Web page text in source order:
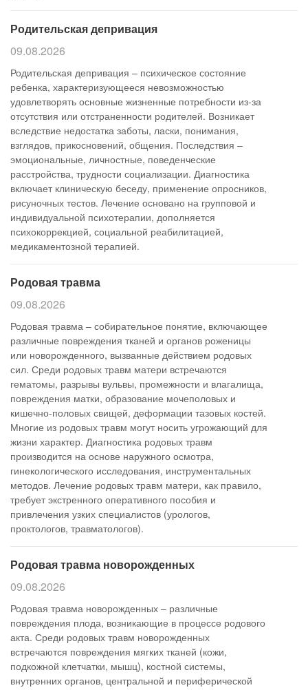
Родительская депривация
09.08.2026
Родительская депривация – психическое состояние
ребенка, характеризующееся невозможностью
удовлетворять основные жизненные потребности из-за
отсутствия или отстраненности родителей. Возникает
вследствие недостатка заботы, ласки, понимания,
взглядов, прикосновений, общения. Последствия –
эмоциональные, личностные, поведенческие
расстройства, трудности социализации. Диагностика
включает клиническую беседу, применение опросников,
рисуночных тестов. Лечение основано на групповой и
индивидуальной психотерапии, дополняется
психокоррекцией, социальной реабилитацией,
медикаментозной терапией.
Родовая травма
09.08.2026
Родовая травма – собирательное понятие, включающее
различные повреждения тканей и органов роженицы
или новорожденного, вызванные действием родовых
сил. Среди родовых травм матери встречаются
гематомы, разрывы вульвы, промежности и влагалища,
повреждения матки, образование мочеполовых и
кишечно-половых свищей, деформации тазовых костей.
Многие из родовых травм могут носить угрожающий для
жизни характер. Диагностика родовых травм
производится на основе наружного осмотра,
гинекологического исследования, инструментальных
методов. Лечение родовых травм матери, как правило,
требует экстренного оперативного пособия и
привлечения узких специалистов (урологов,
проктологов, травматологов).
Родовая травма новорожденных
09.08.2026
Родовая травма новорожденных – различные
повреждения плода, возникающие в процессе родового
акта. Среди родовых травм новорожденных
встречаются повреждения мягких тканей (кожи,
подкожной клетчатки, мышц), костной системы,
внутренних органов, центральной и периферической